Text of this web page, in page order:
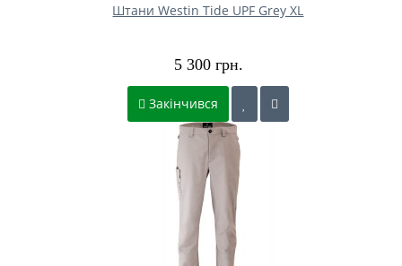
Штани Westin Tide UPF Grey XL
5 300 грн.
Закінчився